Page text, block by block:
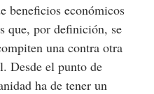
beneficios económicos
que, por definición, se
una contra otra
Desde el punto de
ha de tener un